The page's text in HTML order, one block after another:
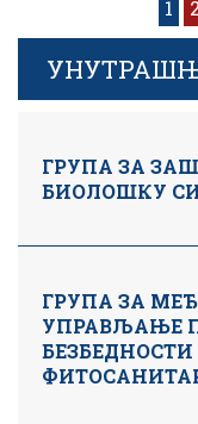
Кретање
чланака
1 2
ГРУПА ЗА
БИОЛОШКУ
ГРУПА ЗА
УПРАВЉАЊЕ